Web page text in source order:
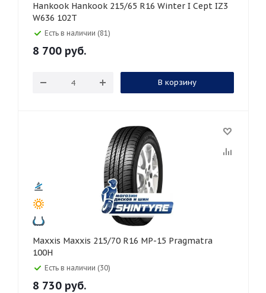
Hankook Hankook 215/65 R16 Winter I Cept IZ3
W636 102T
Есть в наличии (81)
8 700 руб.
В корзину
Maxxis Maxxis 215/70 R16 MP-15 Pragmatra
100H
Есть в наличии (30)
8 730 руб.